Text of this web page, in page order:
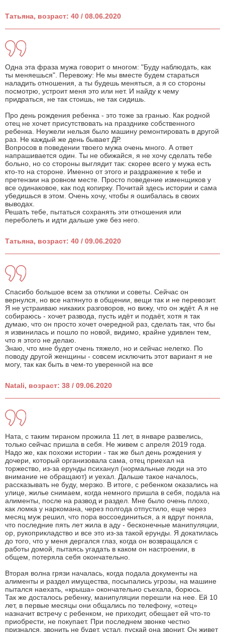
Татьяна, возраст: 40 / 08.06.2020
Одна эта фраза мужа говорит о многом: "Буду наблюдать, как
ты меняешься". Перевожу: Не мы вместе будем стараться
наладить отношения, а ты будешь меняться, а я со стороны
посмотрю, устроит меня это или нет. И найду к чему
придраться, не так стоишь, не так сидишь.
Про день рождения ребенка - это тоже за гранью. Как родной
отец не хочет присутствовать на празднике собственного
ребенка. Неужели нельзя было машину ремонтировать в другой
раз. Не каждый же день бывает ДР.
Вопросов в поведении твоего мужа очень много. А ответ
напрашивается один. Ты не обижайся, я не хочу сделать тебе
больно, но со стороны выглядит так: скорее всего у мужа есть
кто-то на стороне. Именно от этого и раздражение к тебе и
претензии на ровном месте. Просто поведение изменщиков у
все одинаковое, как под копирку. Почитай здесь истории и сама
убедишься в этом. Очень хочу, чтобы я ошибалась в своих
выводах.
Решать тебе, пытаться сохранять эти отношения или
переболеть и идти дальше уже без него.
Татьяна, возраст: 40 / 09.06.2020
Спасибо большое всем за отклики и советы. Сейчас он
вернулся, но все натянуто в общении, вещи так и не перевозит.
Я не устраиваю никаких разговоров, но вижу, что он ждёт. А я не
собираюсь - хочет развода, пусть идёт и подаёт, хотя я так
думаю, что он просто хочет очередной раз, сделать так, что бы
я извинилась и пошло по новой, видимо, крайне удивлен тем,
что я этого не делаю.
Знаю, что мне будет очень тяжело, но и сейчас нелегко. По
поводу другой женщины - совсем исключить этот вариант я не
могу, так как быть в чем-то уверенной на все
Natali, возраст: 38 / 09.06.2020
Ната, с таким тираном прожила 11 лет, в январе развелись,
только сейчас пришла в себя. Не живем с апреля 2019 года.
Надо же, как похожи истории - так же был день рождения у
дочери, который организовала сама, отец приехал на
торжество, из-за ерунды психанул (нормальные люди на это
внимание не обращают) и уехал. Дальше такое началось,
рассказывать не буду, мерзко. В итоге, с ребенком оказались на
улице, жилье снимаем, когда немного пришла в себя, подала на
алименты, после на развод и раздел. Мне было очень плохо,
как ломка у наркомана, через полгода отпустило, еще через
месяц муж решил, что пора воссоединиться, а я вдруг поняла,
что последние пять лет жила в аду - бесконечные манипуляции,
ор, рукоприкладство и все это из-за такой ерунды. Я докатилась
до того, что у меня дергался глаз, когда он возвращался с
работы домой, пытаясь угадать в каком он настроении, в
общем, потеряла себя окончательно.
Вторая волна грязи началась, когда подала документы на
алименты и раздел имущества, посыпались угрозы, на машине
пытался наехать, «крыша» окончательно съехала, борюсь.
Так же досталось ребенку, манипуляции перешли на нее. Ей 10
лет, в первые месяцы они общались по телефону, «отец»
назначит встречу с ребенком, не приходит, обещает ей что-то
приобрести, не покупает. При последнем звонке честно
признался, звонить не будет, устал, пускай она звонит. Он живет